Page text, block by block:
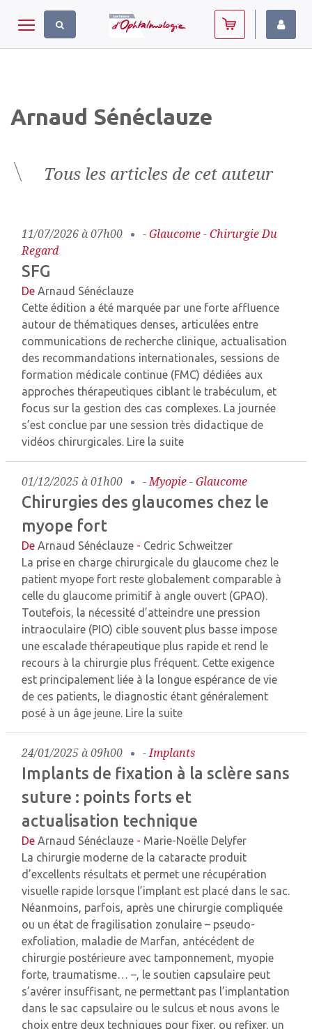
Toggle navigation
Arnaud Sénéclauze
Tous les articles de cet auteur
11/07/2026 à 07h00 -Glaucome-Chirurgie Du
Regard
SFG
De Arnaud Sénéclauze
Cette édition a été marquée par une forte affluence
autour de thématiques denses, articulées entre
communications de recherche clinique, actualisation
des recommandations internationales, sessions de
formation médicale continue (FMC) dédiées aux
approches thérapeutiques ciblant le trabéculum, et
focus sur la gestion des cas complexes. La journée
s’est conclue par une session très didactique de
vidéos chirurgicales. Lire la suite
01/12/2025 à 01h00 -Myopie-Glaucome
Chirurgies des glaucomes chez le
myope fort
De Arnaud Sénéclauze - Cedric Schweitzer
La prise en charge chirurgicale du glaucome chez le
patient myope fort reste globalement comparable à
celle du glaucome primitif à angle ouvert (GPAO).
Toutefois, la nécessité d’atteindre une pression
intraoculaire (PIO) cible souvent plus basse impose
une escalade thérapeutique plus rapide et rend le
recours à la chirurgie plus fréquent. Cette exigence
est principalement liée à la longue espérance de vie
de ces patients, le diagnostic étant généralement
posé à un âge jeune. Lire la suite
24/01/2025 à 09h00 -Implants
Implants de fixation à la sclère sans
suture : points forts et
actualisation technique
De Arnaud Sénéclauze - Marie-Noëlle Delyfer
La chirurgie moderne de la cataracte produit
d’excellents résultats et permet une récupération
visuelle rapide lorsque l’implant est placé dans le sac.
Néanmoins, parfois, après une chirurgie compliquée
ou un état de fragilisation zonulaire – pseudo-
exfoliation, maladie de Marfan, antécédent de
chirurgie postérieure avec tamponnement, myopie
forte, traumatisme… –, le soutien capsulaire peut
s’avérer insuffisant, ne permettant pas l’implantation
dans le sac capsulaire ou le sulcus et nous avons le
choix entre deux techniques pour fixer, ou refixer, un
Panneau de gestion des cookies